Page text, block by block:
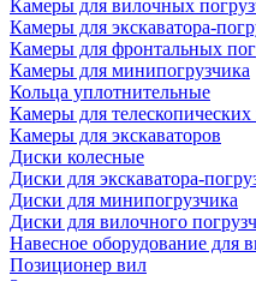
Камеры для вилочных
Камеры для экскаватора-
Камеры для фронтальных
Камеры для минипогрузчика
Кольца уплотнительные
Камеры для телескопических
Камеры для экскаваторов
Диски колесные
Диски для экскаватора-
Диски для минипогрузчика
Диски для вилочного
Навесное оборудование для
Позиционер вил